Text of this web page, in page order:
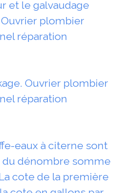
et le galvaudage
plombier
réparation
Ouvrier plombier
réparation
eaux à citerne sont
dénombre somme
cote de la première